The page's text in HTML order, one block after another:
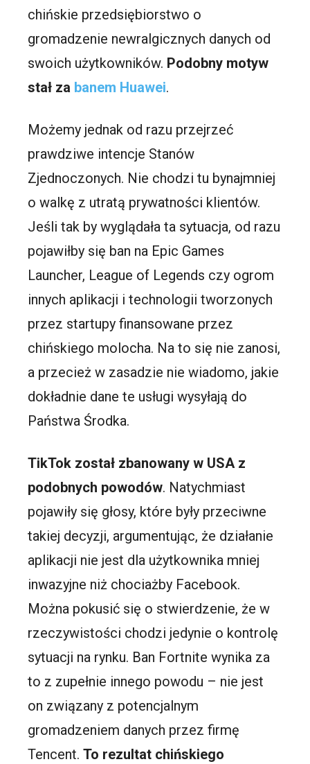
chińskie przedsiębiorstwo o
gromadzenie newralgicznych danych od
swoich użytkowników. Podobny motyw
stał za banem Huawei.
Możemy jednak od razu przejrzeć
prawdziwe intencje Stanów
Zjednoczonych. Nie chodzi tu bynajmniej
o walkę z utratą prywatności klientów.
Jeśli tak by wyglądała ta sytuacja, od razu
pojawiłby się ban na Epic Games
Launcher, League of Legends czy ogrom
innych aplikacji i technologii tworzonych
przez startupy finansowane przez
chińskiego molocha. Na to się nie zanosi,
a przecież w zasadzie nie wiadomo, jakie
dokładnie dane te usługi wysyłają do
Państwa Środka.
TikTok został zbanowany w USA z
podobnych powodów. Natychmiast
pojawiły się głosy, które były przeciwne
takiej decyzji, argumentując, że działanie
aplikacji nie jest dla użytkownika mniej
inwazyjne niż chociażby Facebook.
Można pokusić się o stwierdzenie, że w
rzeczywistości chodzi jedynie o kontrolę
sytuacji na rynku. Ban Fortnite wynika za
to z zupełnie innego powodu – nie jest
on związany z potencjalnym
gromadzeniem danych przez firmę
Tencent.To rezultat chińskiego